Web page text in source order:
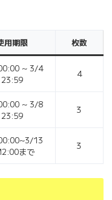
用期限 枚数
~ 3/4
23:59
4
~ 3/8
23:59
３
13
まで
３